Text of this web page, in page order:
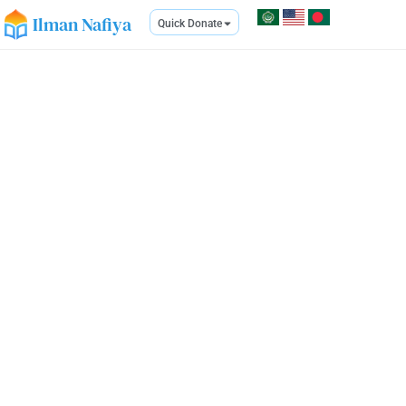
Ilman Nafiya Quick Donate